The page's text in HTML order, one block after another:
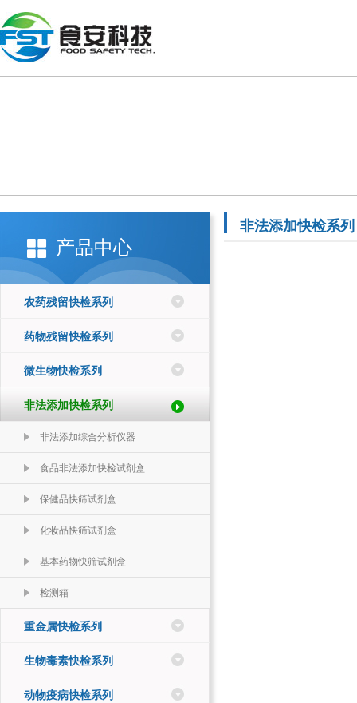
产品中心
农药残留快检系列
药物残留快检系列
微生物快检系列
非法添加快检系列
非法添加综合分析仪器
食品非法添加快检试剂盒
保健品快筛试剂盒
化妆品快筛试剂盒
基本药物快筛试剂盒
检测箱
重金属快检系列
生物毒素快检系列
动物疫病快检系列
非法添加快检系列